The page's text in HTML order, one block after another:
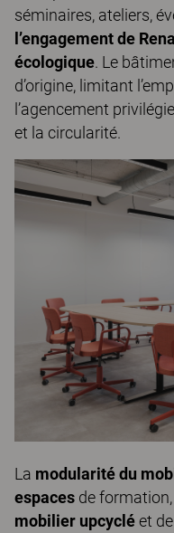
séminaires, ateliers,
l’engagement de
écologique. Le
d’origine, limitant
l’agencement
et la circularité.
La modularité du
espaces de formation,
mobilier upcycléet de